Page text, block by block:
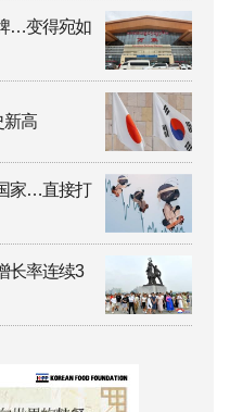
…变得宛如
新高
家…直接打
长率连续3